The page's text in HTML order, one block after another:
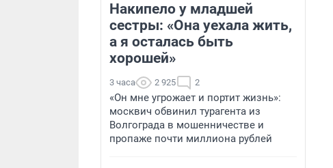
Накипело у младшей
сестры: «Она уехала жить,
а я осталась быть
хорошей»
3 часа 2 925 2
«Он мне угрожает и портит жизнь»:
москвич обвинил турагента из
Волгограда в мошенничестве и
пропаже почти миллиона рублей